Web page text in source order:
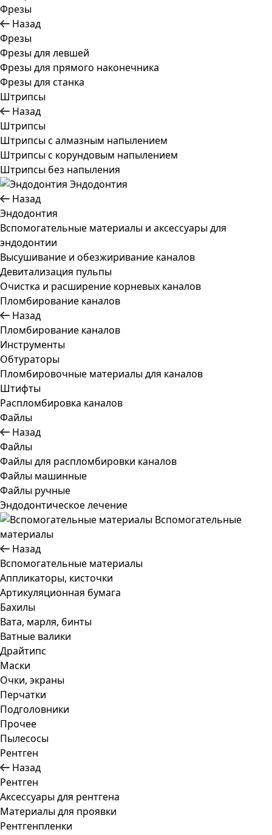
Фрезы
Назад
Фрезы
Фрезы для левшей
Фрезы для прямого наконечника
Фрезы для станка
Штрипсы
Назад
Штрипсы
Штрипсы c алмазным напылением
Штрипсы c корундовым напылением
Штрипсы без напыления
Эндодонтия
Назад
Эндодонтия
Вспомогательные материалы и аксессуары для
эндодонтии
Высушивание и обезжиривание каналов
Девитализация пульпы
Очистка и расширение корневых каналов
Пломбирование каналов
Назад
Пломбирование каналов
Инструменты
Обтураторы
Пломбировочные материалы для каналов
Штифты
Распломбировка каналов
Файлы
Назад
Файлы
Файлы для распломбировки каналов
Файлы машинные
Файлы ручные
Эндодонтическое лечение
Вспомогательные
материалы
Назад
Вспомогательные материалы
Аппликаторы, кисточки
Артикуляционная бумага
Бахилы
Вата, марля, бинты
Ватные валики
Драйтипс
Маски
Очки, экраны
Перчатки
Подголовники
Прочее
Пылесосы
Рентген
Назад
Рентген
Аксессуары для рентгена
Материалы для проявки
Рентгенпленки